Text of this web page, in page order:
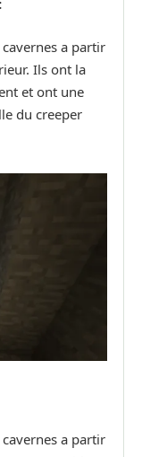
a partir
Ils ont la
et ont une
du creeper
a partir